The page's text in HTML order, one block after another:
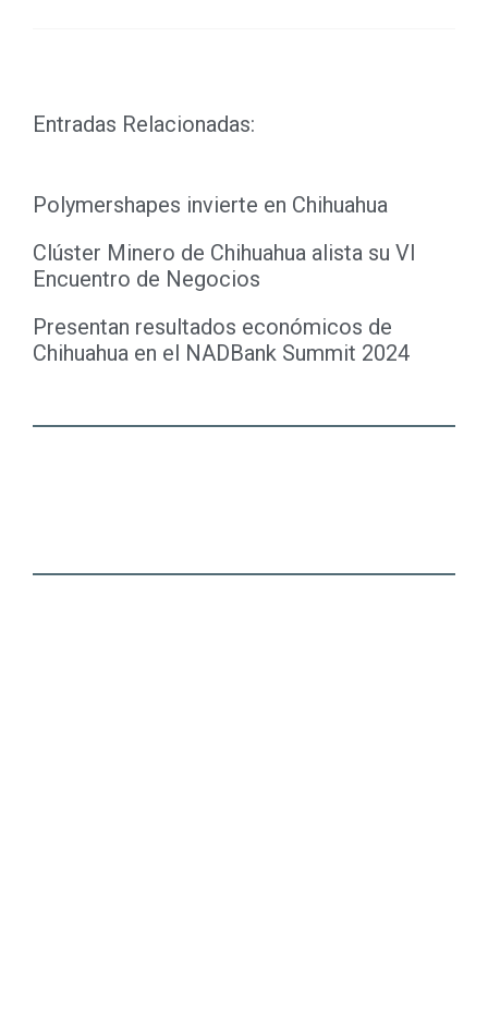
Entradas Relacionadas:
Polymershapes invierte en Chihuahua
Clúster Minero de Chihuahua alista su VI
Encuentro de Negocios
Presentan resultados económicos de
Chihuahua en el NADBank Summit 2024